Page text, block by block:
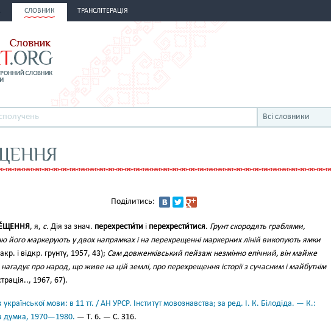
СЛОВНИК ТРАНСЛІТЕРАЦІЯ
Всі словники
Поділитись:
, я, с. Дія за знач. перехрести́ти і перехрести́тися. Грунт скородять граблями,
його маркерують у двох напрямках і на перехрещенні маркерних ліній викопують ямки
і відкр. грунту, 1957, 43); Сам довженківський пейзаж незмінно епічний, він майже
про народ, що живе на цій землі, про перехрещення історії з сучасним і майбутнім
1967, 67).
української мови: в 11 тт. / АН УРСР. Інститут мовознавства; за ред. І. К. Білодіда. — К.:
думка, 1970—1980. — Т. 6. — С. 316.